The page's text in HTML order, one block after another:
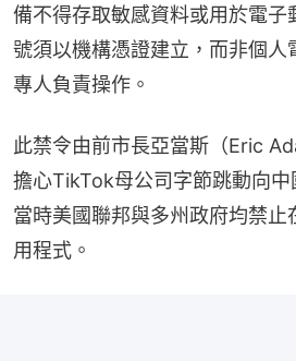
備不得存取敏感資料或用於電子
號須以機構憑證建立，而非個人
專人負責操作。
此禁令由前市長亞當斯（Eric
擔心TikTok母公司字節跳動向中
當時美國聯邦與多州政府均禁止
用程式。